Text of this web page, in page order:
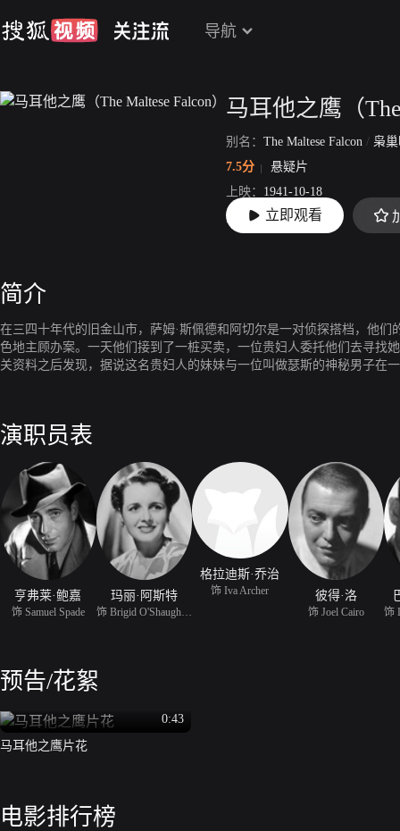
导航
马耳他之鹰（
别名： The Maltese Falcon / 枭巢
7.5分
悬疑片
上映： 1941-10-18
片长： 100分33秒
立即观看
简介
在三四十年代的旧金山市，萨姆·斯佩德和阿切尔是一对侦探搭档，他们
色地主顾办案。一天他们接到了一桩买卖，一位贵妇人委托他们去寻找
关资料之后发现，据说这名贵妇人的妹妹与一位叫做瑟斯的神秘男子在
人，一时间斯佩德不但没有能够进一步挖掘出案情的真相反而自身难保
玩。随着不断地深入，古特曼找斯佩德请他们把一个无价之宝——“马耳
处于非常困难的境地，因为他要搞到这座雕像，就必须有一个人要承担
像。
演职员表
亨弗莱·鲍嘉
饰 Samuel Spade
玛丽·阿斯特
格拉迪斯·乔治
饰 Iva Archer 彼得·洛
饰 Joel Cairo
预告/花絮
0:43
马耳他之鹰片花
电影排行榜